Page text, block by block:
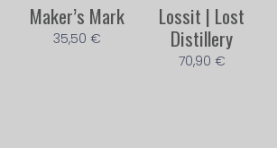
Maker’s Mark
35,50€
Lossit | Lost
Distillery
70,90 €